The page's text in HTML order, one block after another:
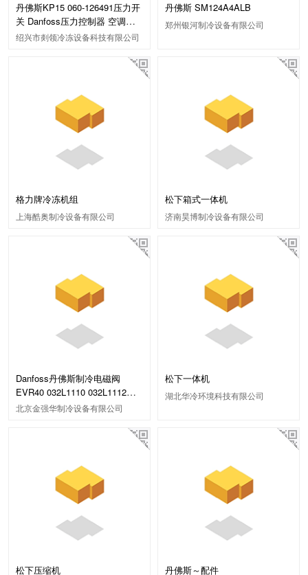
丹佛斯KP15 060-126491压力开
关 Danfoss压力控制器 空调制
冷配件
绍兴市剡领冷冻设备科技有限公司
丹佛斯 SM124A4ALB
郑州银河制冷设备有限公司
格力牌冷冻机组
上海酷奥制冷设备有限公司
松下箱式一体机
济南昊博制冷设备有限公司
Danfoss丹佛斯制冷电磁阀
EVR40 032L1110 032L1112
42/54mm 焊口
北京金强华制冷设备有限公司
松下一体机
湖北华冷环境科技有限公司
松下压缩机 丹佛斯～配件